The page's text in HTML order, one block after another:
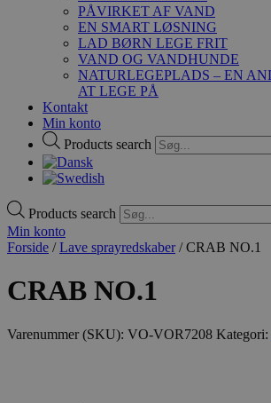
PÅVIRKET AF VAND
EN SMART LØSNING
LAD BØRN LEGE FRIT
VAND OG VANDHUNDE
NATURLEGEPLADS – EN
AT LEGE PÅ
Kontakt
Min konto
Products search
Products search
Min konto
Forside /Lave sprayredskaber/ CRAB NO.1
CRAB NO.1
Varenummer (SKU): VO-VOR7208 Kategori: